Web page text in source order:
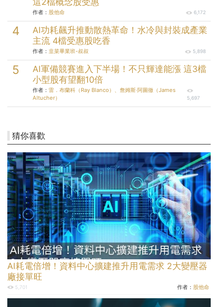
作者： 股他命 6,172
AI功耗飆升推動散熱革命！水冷與封裝成產業
主流 4檔受惠股吃香
作者： 韭菜畢業班-叔叔 5,898
AI軍備競賽進入下半場！不只輝達能漲 這3檔
小型股有望翻10倍
作者： 雷．布蘭科（Ray Blanco）、詹姆斯‧阿圖徹（James
Altucher）
5,697
猜你喜歡
AI耗電倍增！資料中心擴建推升用電需求 2大變壓器
廠接單旺
5,701 作者： 股他命